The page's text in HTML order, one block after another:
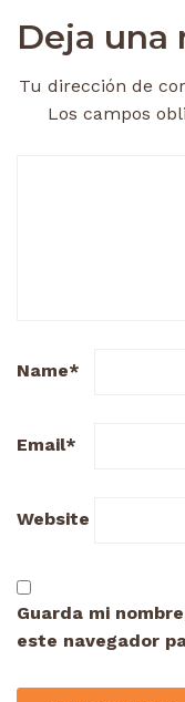
Deja una
Tu dirección de
Los campos
Name*
Email*
Website
Guarda mi
este navegador